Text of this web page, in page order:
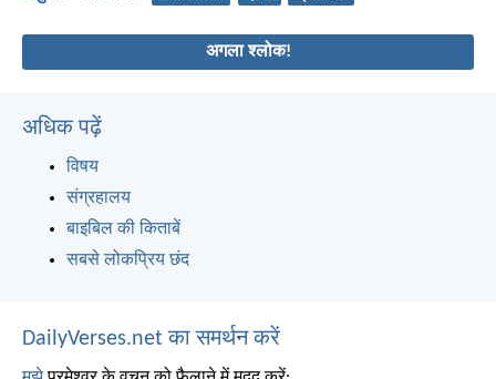
अगला श्लोक!
अधिक पढ़ें
विषय
संग्रहालय
बाइबिल की किताबें
सबसे लोकप्रिय छंद
DailyVerses.net का समर्थन करें